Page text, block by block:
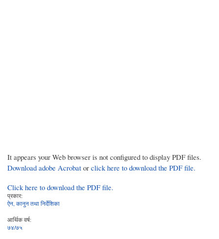
It appears your Web browser is not configured to display PDF files.
Download adobe Acrobat or click here to download the PDF file.
Click here to download the PDF file.
प्रकार:
ऐन, कानुन तथा निर्देशिका
आर्थिक वर्ष:
७४/७५